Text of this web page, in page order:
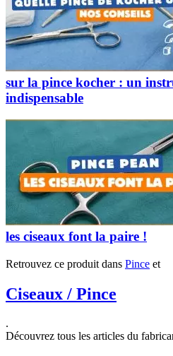
sur la pince kocher : un
indispensable
les ciseaux font la paire !
Retrouvez ce produit dans Pince et
Ciseaux / Pince
.
Découvrez tous les articles du